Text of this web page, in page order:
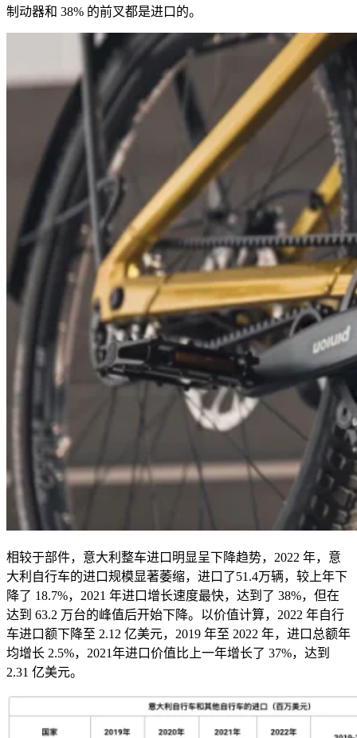
制动器和 38% 的前叉都是进口的。
相较于部件，意大利整车进口明显呈下降趋势， 2022 年，意
大利自行车的进口规模显著萎缩，进口了51.4万辆，较上年下
降了 18.7%， 2021 年进口增长速度最快，达到了 38%，但在
达到 63.2 万台的峰值后开始下降。以价值计算， 2022 年自行
车进口额下降至 2.12 亿美元， 2019 年至 2022 年，进口总额年
均增长 2.5%， 2021年进口价值比上一年增长了 37%，达到
2.31 亿美元。